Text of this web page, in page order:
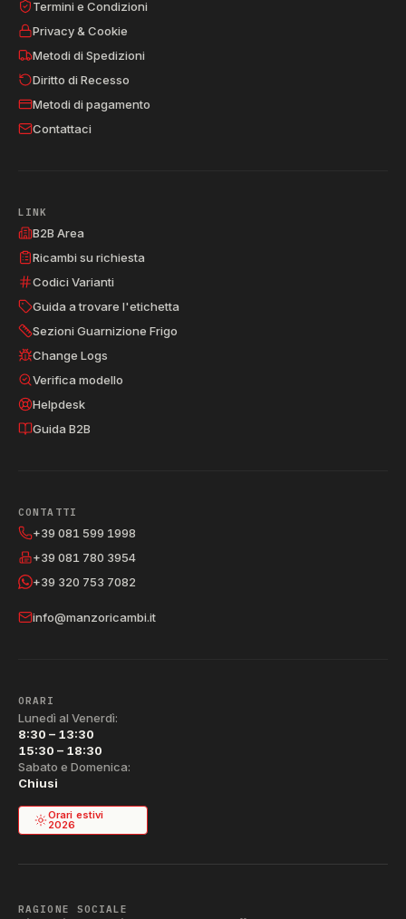
Termini e Condizioni
Privacy & Cookie
Metodi di Spedizioni
Diritto di Recesso
Metodi di pagamento
Contattaci
LINK
B2B Area
Ricambi su richiesta
Codici Varianti
Guida a trovare l'etichetta
Sezioni Guarnizione Frigo
Change Logs
Verifica modello
Helpdesk
Guida B2B
CONTATTI
+39 081 599 1998
+39 081 780 3954
+39 320 753 7082
info@manzoricambi.it
ORARI
Lunedì al Venerdì:
8:30 – 13:30
15:30 – 18:30
Sabato e Domenica:
Chiusi
Orari estivi
2026
RAGIONE SOCIALE